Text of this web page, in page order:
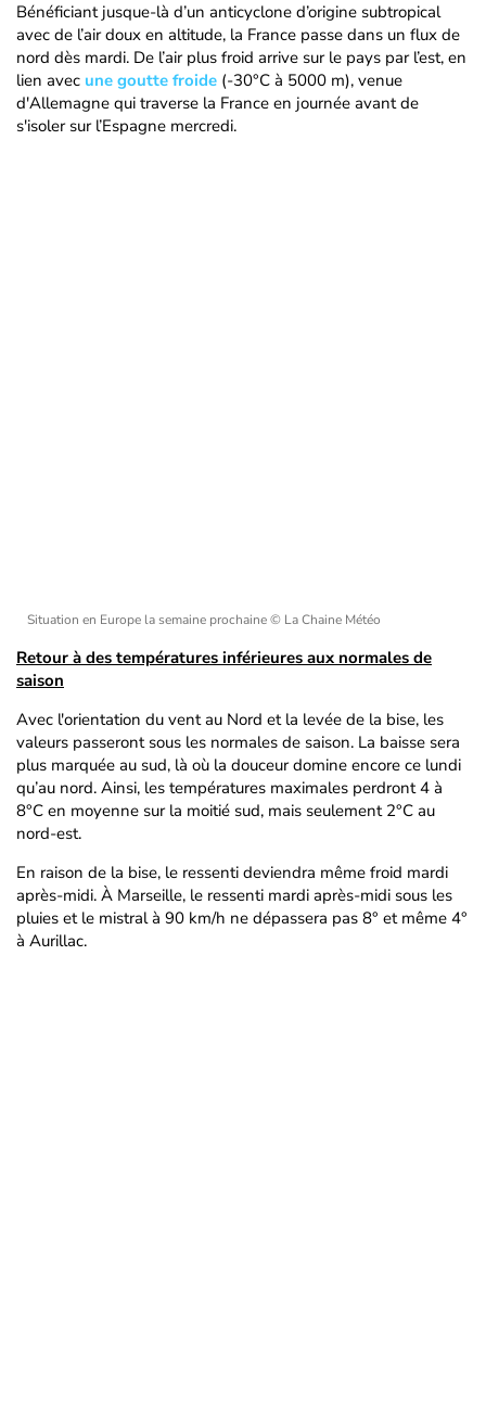
Bénéficiant jusque-là d’un anticyclone d’origine subtropical
avec de l’air doux en altitude, la France passe dans un flux de
nord dès mardi. De l’air plus froid arrive sur le pays par l’est, en
lien avec une goutte froide (-30°C à 5000 m), venue
d'Allemagne qui traverse la France en journée avant de
s'isoler sur l’Espagne mercredi.
Situation en Europe la semaine prochaine© La Chaine Météo
Retour à des températures inférieures aux normales de
saison
Avec l'orientation du vent au Nord et la levée de la bise, les
valeurs passeront sous les normales de saison. La baisse sera
plus marquée au sud, là où la douceur domine encore ce lundi
qu’au nord. Ainsi, les températures maximales perdront 4 à
8°C en moyenne sur la moitié sud, mais seulement 2°C au
nord-est.
En raison de la bise, le ressenti deviendra même froid mardi
après-midi. À Marseille, le ressenti mardi après-midi sous les
pluies et le mistral à 90 km/h ne dépassera pas 8° et même 4°
à Aurillac.